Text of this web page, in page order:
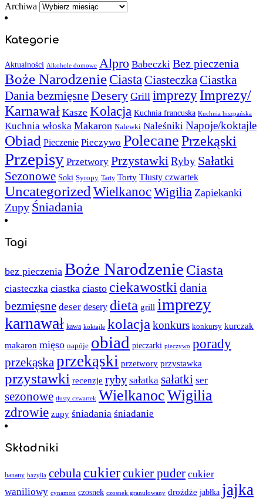
Archiwa
Kategorie
Aktualności Alkohole domowe Alpro Babeczki Bez pieczenia
Boże NarodzenieCiastaCiasteczkaCiastka
Dania bezmięsneDesery Grill imprezy Imprezy/
Karnawał Kasze Kolacja Kuchnia francuska Kuchnia hiszpańska
Kuchnia włoska Makaron Nalewki Naleśniki Napoje/koktajle
Obiad Pieczenie Pieczywo PolecanePrzekąski
Przepisy Przetwory PrzystawkiRyby Sałatki
Sezonowe Soki Syropy Tarty Torty Tłusty czwartek
UncategorizedWielkanocWigilia Zapiekanki
Zupy Śniadania
Tagi
bez pieczenia Boże Narodzenie Ciasta
ciasteczka ciastka ciasto ciekawostki dania
bezmięsne deser desery dieta grill imprezy
karnawał kawa koktajle kolacja konkurs konkursy kurczak
makaron mięso napóje obiad pieczarki pieczywo porady
przekąskaprzekąski przetwory przystawka
przystawki recenzje ryby sałatka sałatki ser
sezonowe tłusty czwartek WielkanocWigilia
zdrowie zupy śniadania śniadanie
Składniki
banany bazylia cebula cukiercukier puder cukier
waniliowy cynamon czosnek czosnek granulowany drożdże jabłka jajka